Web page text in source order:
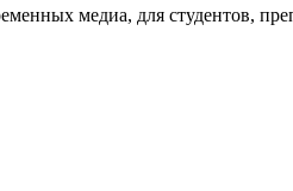
медиа, для студентов,